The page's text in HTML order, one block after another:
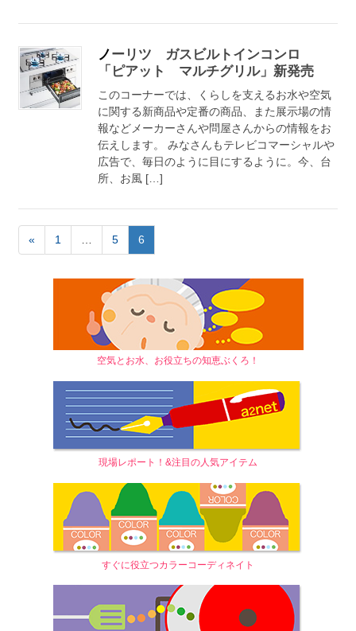
ノーリツ ガスビルトインコンロ
「ピアット マルチグリル」新発売
このコーナーでは、くらしを支えるお水や空気
に関する新商品や定番の商品、また展示場の情
報などメーカーさんや問屋さんからの情報をお
伝えします。 みなさんもテレビコマーシャルや
広告で、毎日のように目にするように。今、台
所、お風 […]
« 1 … 5 6
空気とお水、お役立ちの知恵ぶくろ！
現場レポート！&注目の人気アイテム
すぐに役立つカラーコーディネイト